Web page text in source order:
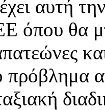
αυτή
όπου θα
πρόβλημα